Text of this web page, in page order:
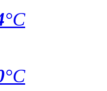
°C
°C